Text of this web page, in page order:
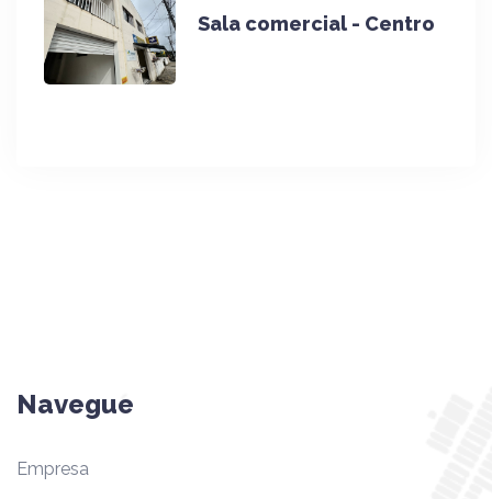
Sala comercial - Centro
Navegue
Empresa